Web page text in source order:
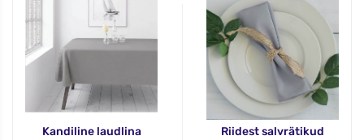
Kandiline laudlina
Riidest salvrätikud